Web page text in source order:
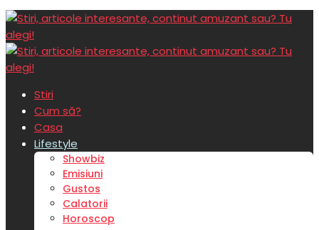
Stiri
Cum să?
Casa
Lifestyle
Showbiz
Emisiuni
Gustos
Calatorii
Horoscop